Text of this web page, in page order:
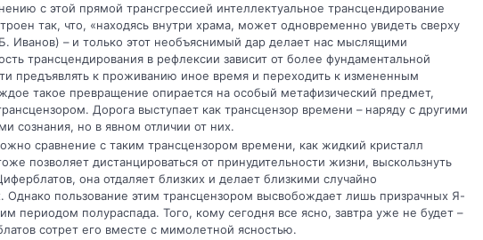
с этой прямой трансгрессией интеллектуаль­ное трансцендирование
так, что, «находясь внутри храма, может одновременно увидеть сверху
Иванов) – и только этот необъяснимый дар делает нас мыслящи­ми
трансцендирования в рефлексии зависит от более фунда­ментальной
предъявлять к проживанию иное время и пе­реходить к измененным
такое превращение опирается на особый метафизический предмет,
Дорога вы­ступает как трансцензор времени – наряду с другими
созна­ния, но в явном отличии от них.
сравнение с таким трансцензором времени, как жидкий кристалл
поз­воляет дистанцироваться от принудительно­сти жизни, выскользнуть
она отдаляет близких и делает близкими случайно
Однако пользование этим транс­цензором высвобождает лишь призрачных Я-
периодом по­лураспада. Того, кому сегодня все ясно, зав­тра уже не будет –
сотрет его вместе с мимолетной ясностью.